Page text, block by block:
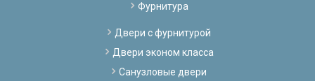
Фурнитура
Двери с фурнитурой
Двери эконом класса
Санузловые двери